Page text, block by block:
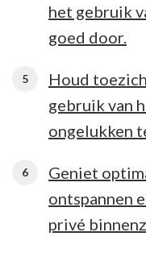
het gebruik
goed door.
Houd
gebruik van
ongelukken
Geniet
ontspannen
privé